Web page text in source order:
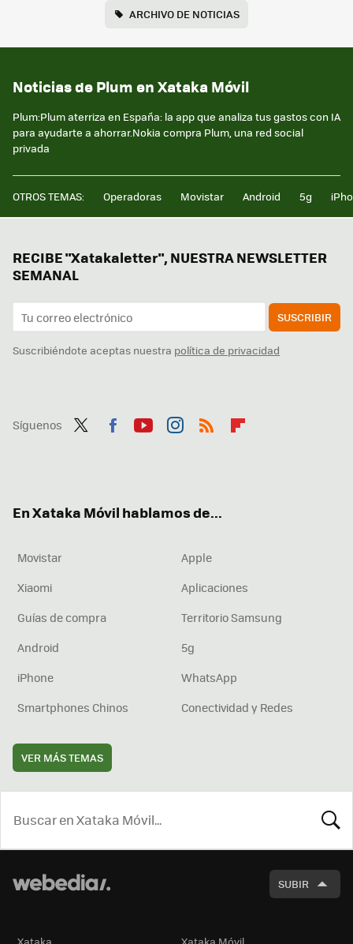
ARCHIVO DE NOTICIAS
Noticias de Plum en Xataka Móvil
Plum:Plum aterriza en España: la app que analiza tus gastos con IA
para ayudarte a ahorrar.Nokia compra Plum, una red social
privada
OTROS TEMAS: Operadoras Movistar Android 5g
RECIBE "Xatakaletter", NUESTRA NEWSLETTER
SEMANAL
SUSCRIBIR
Suscribiéndote aceptas nuestra política de privacidad
Síguenos
En Xataka Móvil hablamos de...
Movistar
Apple
Xiaomi
Aplicaciones
Guías de compra
Territorio Samsung
Android
5g
iPhone
WhatsApp
Smartphones Chinos
Conectividad y Redes
VER MÁS TEMAS
SUBIR
Xataka Xataka Móvil